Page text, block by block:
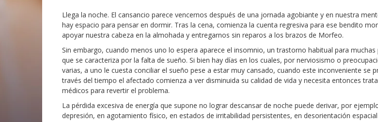
Llega la noche. El cansancio parece vencernos después de una jornada agobiante y en nuestra
hay espacio para pensar en dormir. Tras la cena, comienza la cuenta regresiva para ese bendito
apoyar nuestra cabeza en la almohada y entregarnos sin reparos a los brazos de Morfeo.
Sin embargo, cuando menos uno lo espera aparece el insomnio, un trastorno habitual para muchas
que se caracteriza por la falta de sueño. Si bien hay días en los cuales, por nerviosismo o
varias, a uno le cuesta conciliar el sueño pese a estar muy cansado, cuando este inconveniente se
través del tiempo el afectado comienza a ver disminuida su calidad de vida y necesita entonces
médicos para revertir el problema.
La pérdida excesiva de energía que supone no lograr descansar de noche puede derivar, por
depresión, en agotamiento físico, en estados de irritabilidad persistentes, en desorientación